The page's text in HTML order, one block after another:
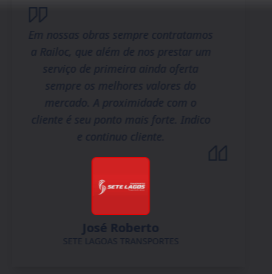
Em nossas obras sempre contratamos
a Railoc, que além de nos prestar um
serviço de primeira ainda oferta
sempre os melhores valores do
mercado. A proximidade com o
cliente é seu ponto mais forte. Indico
e continuo cliente.
José Roberto
SETE LAGOAS TRANSPORTES